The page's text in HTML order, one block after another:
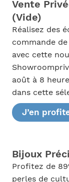
Vente
(Vide)
Réalisez des
commande
avec cette
août à 8
dans cette
J’en
Bijoux
Profitez de
perles de